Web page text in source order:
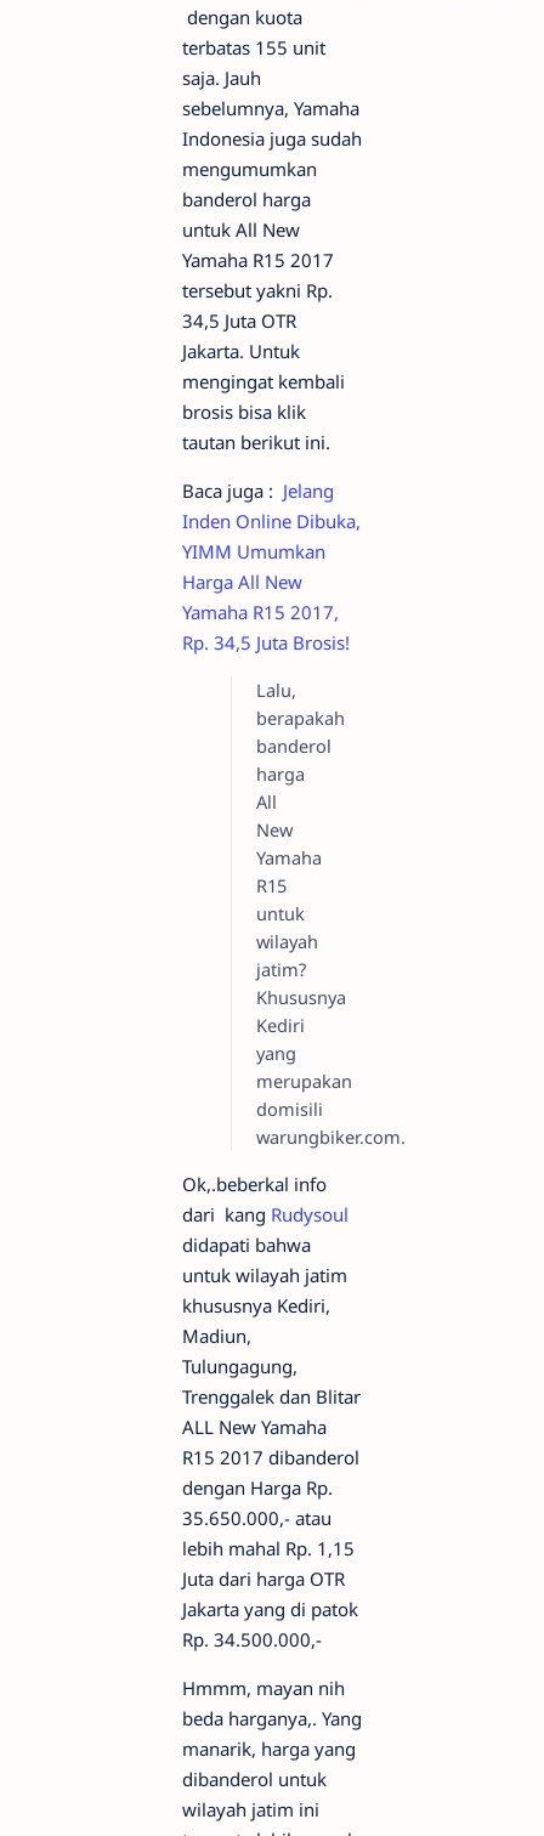
dengan kuota
terbatas 155 unit
saja. Jauh
sebelumnya, Yamaha
Indonesia juga sudah
mengumumkan
banderol harga
untuk All New
Yamaha R15 2017
tersebut yakni Rp.
34,5 Juta OTR
Jakarta. Untuk
mengingat kembali
brosis bisa klik
tautan berikut ini.
Baca juga : Jelang
Inden Online Dibuka,
YIMM Umumkan
Harga All New
Yamaha R15 2017,
Rp. 34,5 Juta Brosis!
Lalu,
berapakah
banderol
harga
All
New
Yamaha
R15
untuk
wilayah
jatim?
Khususnya
Kediri
yang
merupakan
domisili
warungbiker.com.
Ok,.beberkal info
dari kang Rudysoul
didapati bahwa
untuk wilayah jatim
khususnya Kediri,
Madiun,
Tulungagung,
Trenggalek dan Blitar
ALL New Yamaha
R15 2017 dibanderol
dengan Harga Rp.
35.650.000,- atau
lebih mahal Rp. 1,15
Juta dari harga OTR
Jakarta yang di patok
Rp. 34.500.000,-
Hmmm, mayan nih
beda harganya,. Yang
manarik, harga yang
dibanderol untuk
wilayah jatim ini